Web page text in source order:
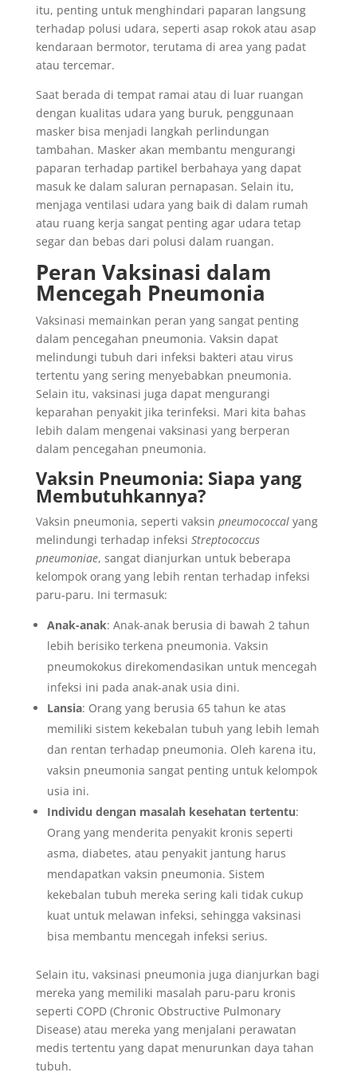
itu, penting untuk menghindari paparan langsung
terhadap polusi udara, seperti asap rokok atau asap
kendaraan bermotor, terutama di area yang padat
atau tercemar.
Saat berada di tempat ramai atau di luar ruangan
dengan kualitas udara yang buruk, penggunaan
masker bisa menjadi langkah perlindungan
tambahan. Masker akan membantu mengurangi
paparan terhadap partikel berbahaya yang dapat
masuk ke dalam saluran pernapasan. Selain itu,
menjaga ventilasi udara yang baik di dalam rumah
atau ruang kerja sangat penting agar udara tetap
segar dan bebas dari polusi dalam ruangan.
Peran Vaksinasi dalam
Mencegah Pneumonia
Vaksinasi memainkan peran yang sangat penting
dalam pencegahan pneumonia. Vaksin dapat
melindungi tubuh dari infeksi bakteri atau virus
tertentu yang sering menyebabkan pneumonia.
Selain itu, vaksinasi juga dapat mengurangi
keparahan penyakit jika terinfeksi. Mari kita bahas
lebih dalam mengenai vaksinasi yang berperan
dalam pencegahan pneumonia.
Vaksin Pneumonia: Siapa yang
Membutuhkannya?
Vaksin pneumonia, seperti vaksin pneumococcalyang
melindungi terhadap infeksi Streptococcus
pneumoniae, sangat dianjurkan untuk beberapa
kelompok orang yang lebih rentan terhadap infeksi
paru-paru. Ini termasuk:
Anak-anak: Anak-anak berusia di bawah 2 tahun
lebih berisiko terkena pneumonia. Vaksin
pneumokokus direkomendasikan untuk mencegah
infeksi ini pada anak-anak usia dini.
Lansia: Orang yang berusia 65 tahun ke atas
memiliki sistem kekebalan tubuh yang lebih lemah
dan rentan terhadap pneumonia. Oleh karena itu,
vaksin pneumonia sangat penting untuk kelompok
usia ini.
Individu dengan masalah kesehatan tertentu:
Orang yang menderita penyakit kronis seperti
asma, diabetes, atau penyakit jantung harus
mendapatkan vaksin pneumonia. Sistem
kekebalan tubuh mereka sering kali tidak cukup
kuat untuk melawan infeksi, sehingga vaksinasi
bisa membantu mencegah infeksi serius.
Selain itu, vaksinasi pneumonia juga dianjurkan bagi
mereka yang memiliki masalah paru-paru kronis
seperti COPD (Chronic Obstructive Pulmonary
Disease) atau mereka yang menjalani perawatan
medis tertentu yang dapat menurunkan daya tahan
tubuh.